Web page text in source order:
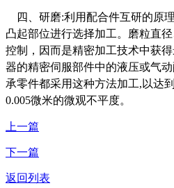
四、研磨:利用配合件互研的原
凸起部位进行选择加工。磨粒直
控制，因而是精密加工技术中获
器的精密伺服部件中的液压或气
承零件都采用这种方法加工,以达
0.005微米的微观不平度。
上一篇
下一篇
返回列表